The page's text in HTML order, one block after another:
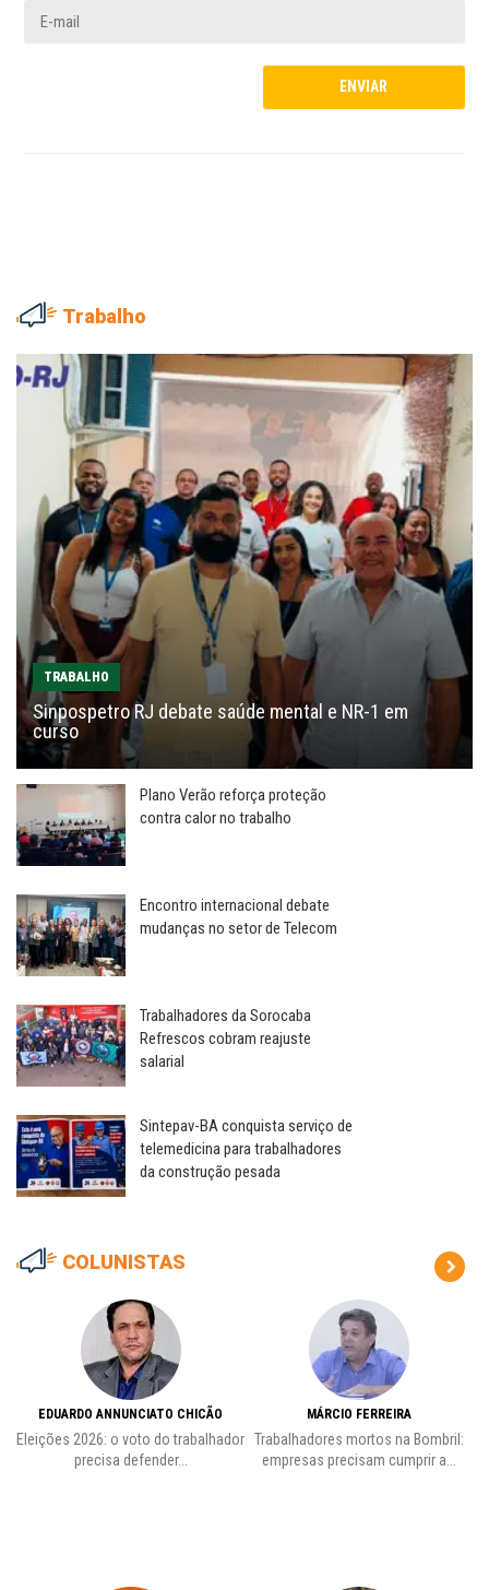
Trabalho
TRABALHO
Sinpospetro RJ debate saúde mental e NR-1 em
curso
Plano Verão reforça proteção
contra calor no trabalho
Encontro internacional debate
mudanças no setor de Telecom
Trabalhadores da Sorocaba
Refrescos cobram reajuste
salarial
Sintepav-BA conquista serviço de
telemedicina para trabalhadores
da construção pesada
COLUNISTAS
EDUARDO ANNUNCIATO CHICÃO
Eleições 2026: o voto do trabalhador
precisa defender...
MÁRCIO FERREIRA
Trabalhadores mortos na Bombril:
empresas precisam cumprir a...